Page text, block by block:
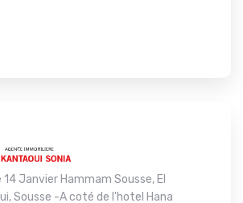
14 Janvier Hammam Sousse, El
Sousse -A coté de l'hotel Hana